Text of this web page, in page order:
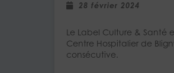
28 février 2024
Le Label Culture & Santé
Centre Hospitalier de
consécutive.